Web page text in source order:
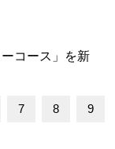
コース」を新
7 8 9